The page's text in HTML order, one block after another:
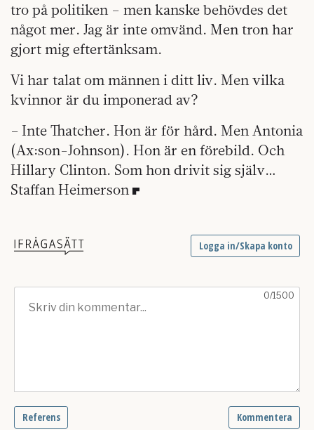
tro på politiken – men kanske behövdes det
något mer. Jag är inte omvänd. Men tron har
gjort mig eftertänksam.
Vi har talat om männen i ditt liv. Men vilka
kvinnor är du imponerad av?
– Inte Thatcher. Hon är för hård. Men Antonia
(Ax:son-Johnson). Hon är en före­bild. Och
Hillary Clinton. Som hon drivit sig själv…
Staffan Heimerson